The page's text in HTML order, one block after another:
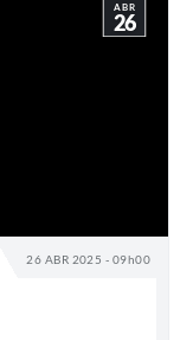
26 ABR 2025 - 09h00
ABR
26